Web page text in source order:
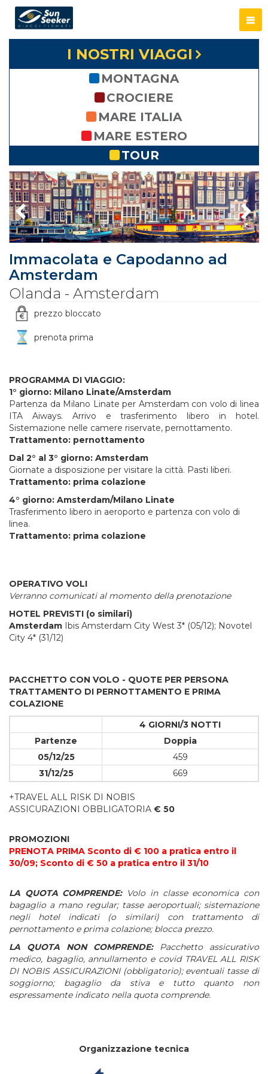
I NOSTRI VIAGGI
MONTAGNA
CROCIERE
MARE ITALIA
MARE ESTERO
TOUR
Immacolata e Capodanno ad
Amsterdam
Olanda - Amsterdam
prezzo bloccato
prenota prima
PROGRAMMA DI VIAGGIO:
1° giorno: Milano Linate/Amsterdam
Partenza da Milano Linate per Amsterdam con volo di linea
ITA Aiways. Arrivo e trasferimento libero in hotel.
Sistemazione nelle camere riservate, pernottamento.
Trattamento: pernottamento
Dal 2° al 3° giorno: Amsterdam
Giornate a disposizione per visitare la città. Pasti liberi.
Trattamento: prima colazione
4° giorno: Amsterdam/Milano Linate
Trasferimento libero in aeroporto e partenza con volo di
linea.
Trattamento: prima colazione
OPERATIVO VOLI
Verranno comunicati al momento della prenotazione
HOTEL PREVISTI (o similari)
Amsterdam Ibis Amsterdam City West 3* (05/12); Novotel
City 4* (31/12)
PACCHETTO CON VOLO - QUOTE PER PERSONA
TRATTAMENTO DI PERNOTTAMENTO E PRIMA
COLAZIONE
4 GIORNI/3 NOTTI
Partenze
Doppia
05/12/25
459
31/12/25
669
+TRAVEL ALL RISK DI NOBIS
ASSICURAZIONI OBBLIGATORIA € 50
PROMOZIONI
PRENOTA PRIMA Sconto di € 100 a pratica entro il
30/09; Sconto di € 50 a pratica entro il 31/10
LA QUOTA COMPRENDE: Volo in classe economica con
bagaglio a mano regular; tasse aeroportuali; sistemazione
negli hotel indicati (o similari) con trattamento di
pernottamento e prima colazione; blocca prezzo.
LA QUOTA NON COMPRENDE: Pacchetto assicurativo
medico, bagaglio, annullamento e covid TRAVEL ALL RISK
DI NOBIS ASSICURAZIONI (obbligatorio); eventuali tasse di
soggiorno; bagaglio da stiva e tutto quanto non
espressamente indicato nella quota comprende.
Organizzazione tecnica